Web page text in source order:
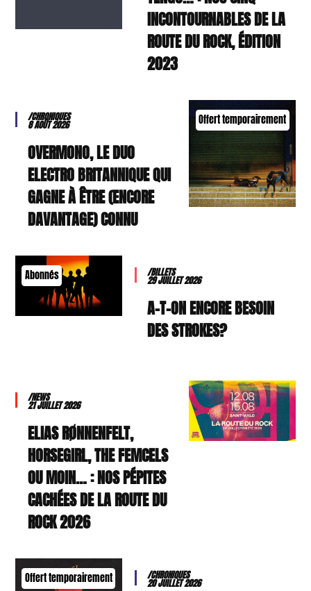
INCONTOURNABLES DE LA
ROUTE DU ROCK, ÉDITION
2023
Offert temporairement
/CHRONIQUES
8 AOÛT 2026
OVERMONO, LE DUO
ELECTRO BRITANNIQUE QUI
GAGNE À ÊTRE (ENCORE
DAVANTAGE) CONNU
Abonnés /BILLETS
29 JUILLET 2026
A-T-ON ENCORE BESOIN
DES STROKES?
/NEWS
21 JUILLET 2026
ELIAS RØNNENFELT,
HORSEGIRL, THE FEMCELS
OU MOIN… : NOS PÉPITES
CACHÉES DE LA ROUTE DU
ROCK 2026
Offert temporairement /CHRONIQUES
20 JUILLET 2026